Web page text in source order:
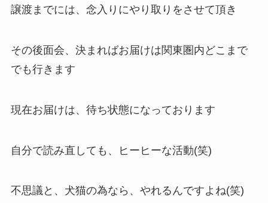
譲渡までには、念入りにやり取りをさせて頂き
その後面会、決まればお届けは関東圏内どこまで
でも行きます
現在お届けは、待ち状態になっております
自分で読み直しても、ヒーヒーな活動(笑)
不思議と、犬猫の為なら、やれるんですよね(笑)